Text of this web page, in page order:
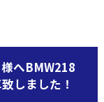
へBMW218
しました！